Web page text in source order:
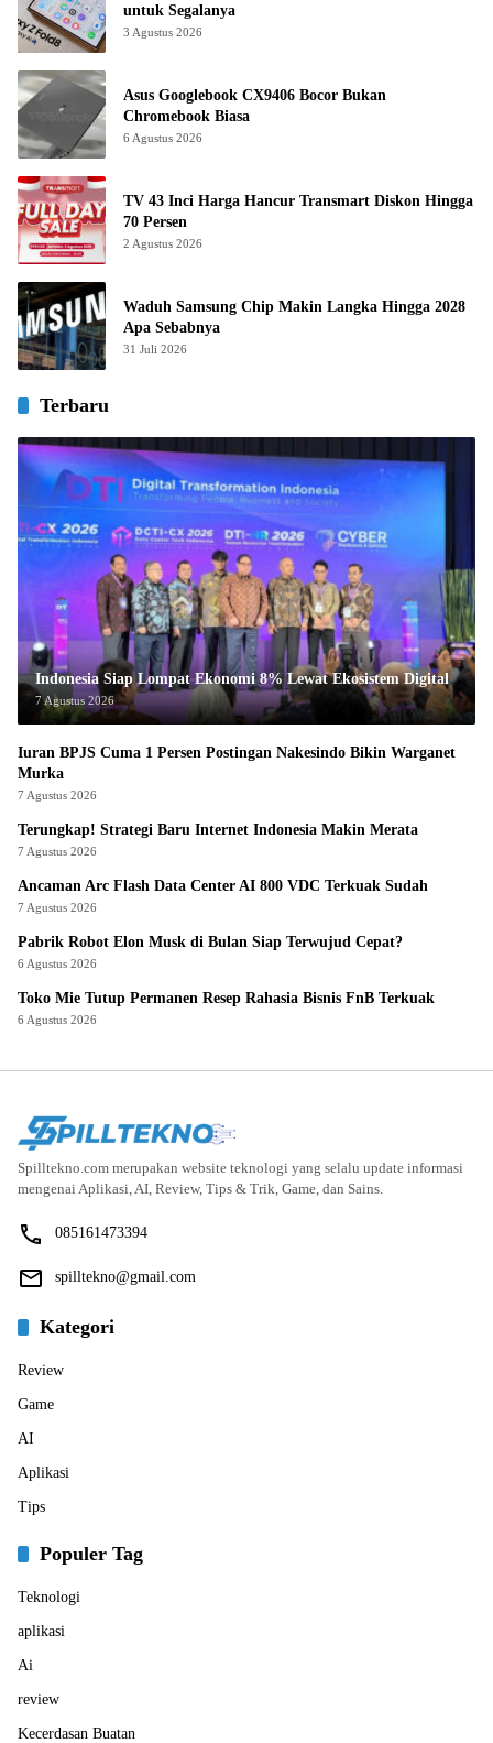
untuk Segalanya
3 Agustus 2026
Asus Googlebook CX9406 Bocor Bukan
Chromebook Biasa
6 Agustus 2026
TV 43 Inci Harga Hancur Transmart Diskon Hingga
70 Persen
2 Agustus 2026
Waduh Samsung Chip Makin Langka Hingga 2028
Apa Sebabnya
31 Juli 2026
Terbaru
Indonesia Siap Lompat Ekonomi 8% Lewat Ekosistem Digital
7 Agustus 2026
Iuran BPJS Cuma 1 Persen Postingan Nakesindo Bikin Warganet
Murka
7 Agustus 2026
Terungkap! Strategi Baru Internet Indonesia Makin Merata
7 Agustus 2026
Ancaman Arc Flash Data Center AI 800 VDC Terkuak Sudah
7 Agustus 2026
Pabrik Robot Elon Musk di Bulan Siap Terwujud Cepat?
6 Agustus 2026
Toko Mie Tutup Permanen Resep Rahasia Bisnis FnB Terkuak
6 Agustus 2026
Spilltekno.com merupakan website teknologi yang selalu update informasi
mengenai Aplikasi, AI, Review, Tips & Trik, Game, dan Sains.
085161473394
spilltekno@gmail.com
Kategori
Review
Game
AI
Aplikasi
Tips
Populer Tag
Teknologi
aplikasi
Ai
review
Kecerdasan Buatan